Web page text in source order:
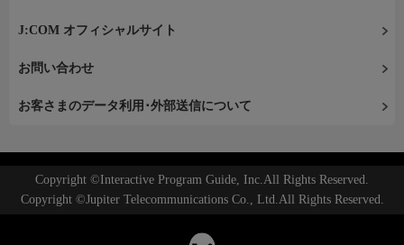
J:COM オフィシャルサイト
お問い合わせ
お客さまのデータ利用･外部送信について
Copyright ©Interactive Program Guide, Inc.All Rights Reserved.
Copyright ©Jupiter Telecommunications Co., Ltd.All Rights Reserved.